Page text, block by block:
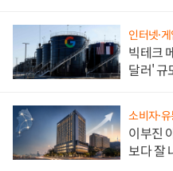
인터넷·
빅테크
달러' 규
소비자·
이부진
보다 잘